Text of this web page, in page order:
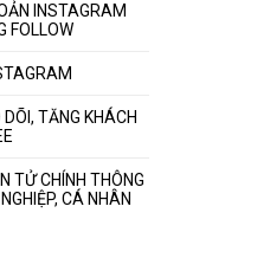
INSTAGRAM
FOLLOW
TĂNG KHÁCH
TỬ CHÍNH THÔNG
CÁ NHÂN